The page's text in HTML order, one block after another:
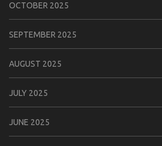
OCTOBER 2025
SEPTEMBER 2025
AUGUST 2025
JULY 2025
JUNE 2025